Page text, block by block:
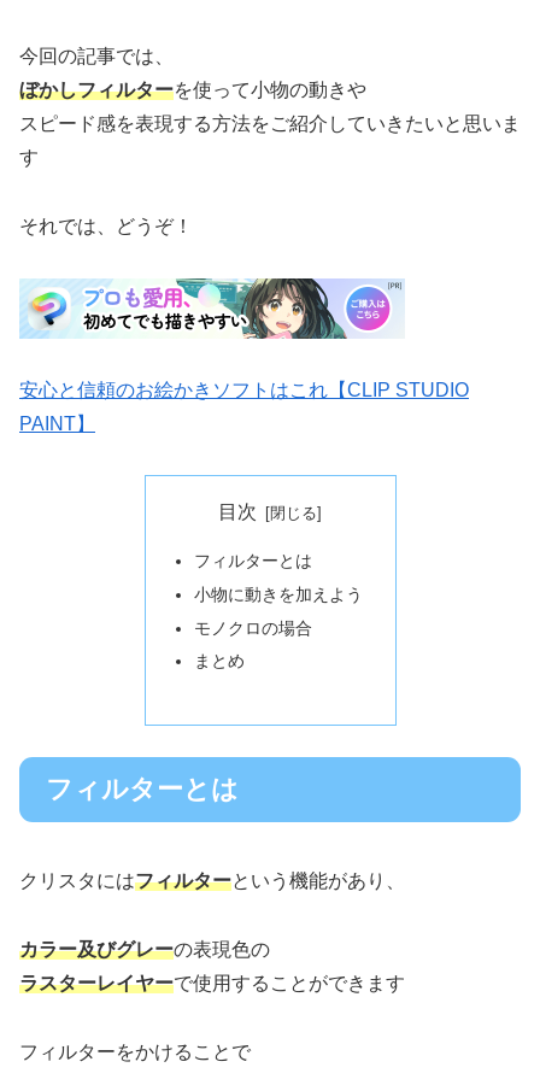
今回の記事では、
ぼかしフィルターを使って小物の動きや
スピード感を表現する方法をご紹介していきたいと思いま
す
それでは、どうぞ！
安心と信頼のお絵かきソフトはこれ【CLIP STUDIO
PAINT】
目次
フィルターとは
小物に動きを加えよう
モノクロの場合
まとめ
フィルターとは
クリスタにはフィルターという機能があり、
カラー及びグレーの表現色の
ラスターレイヤーで使用することができます
フィルターをかけることで